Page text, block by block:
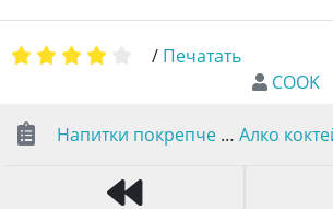
COOK
/ Печатать
Напитки покрепче … Алко